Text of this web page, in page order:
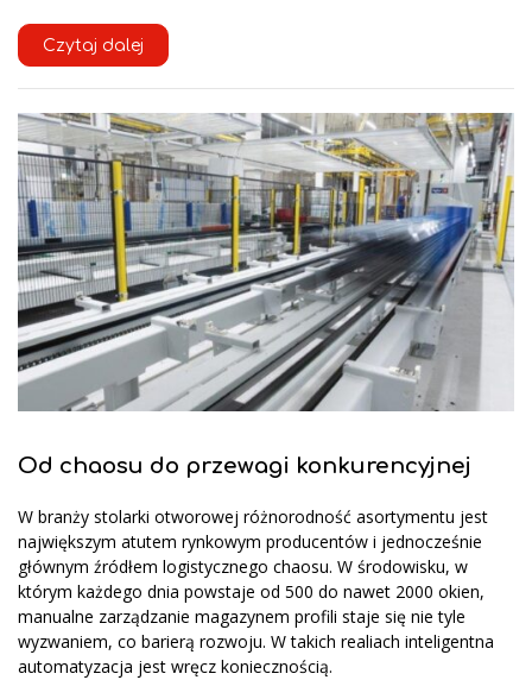
Czytaj dalej
Od chaosu do przewagi konkurencyjnej
W branży stolarki otworowej różnorodność asortymentu jest
największym atutem rynkowym producentów i jednocześnie
głównym źródłem logistycznego chaosu. W środowisku, w
którym każdego dnia powstaje od 500 do nawet 2000 okien,
manualne zarządzanie magazynem profili staje się nie tyle
wyzwaniem, co barierą rozwoju. W takich realiach inteligentna
automatyzacja jest wręcz koniecznością.